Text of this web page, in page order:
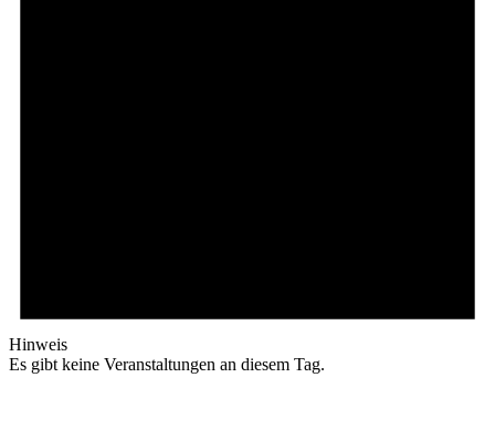
Hinweis
Es gibt keine Veranstaltungen an diesem Tag.